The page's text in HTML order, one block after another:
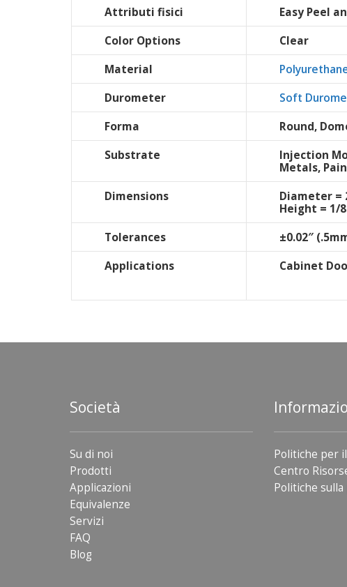
Attributi fisici
Easy Peel
Color Options
Clear
Material
Durometer
Soft
Forma
Round,
Substrate
Injection
Metals,
Dimensions
Diameter =
Height = 1/
Tolerances
±0.02″
Applications
Cabinet
Società
Su di noi
Prodotti
Applicazioni
Equivalenze
Servizi
FAQ
Blog
Politiche per
Centro
Politiche sulla